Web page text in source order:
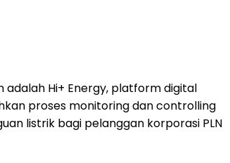
Hi+ Energy, platform digital
proses monitoring dan controlling
listrik bagi pelanggan korporasi PLN